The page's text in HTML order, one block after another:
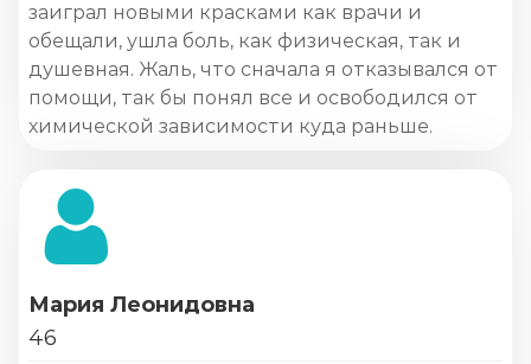
заиграл новыми красками как врачи и
обещали, ушла боль, как физическая, так и
душевная. Жаль, что сначала я отказывался от
помощи, так бы понял все и освободился от
химической зависимости куда раньше.
Мария Леонидовна
46